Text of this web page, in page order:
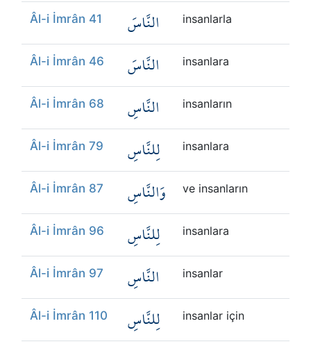
Âl-i İmrân 41 النَّاسَ insanlarla
Âl-i İmrân 46 النَّاسَ insanlara
Âl-i İmrân 68 النَّاسِ insanların
Âl-i İmrân 79 لِلنَّاسِ insanlara
Âl-i İmrân 87 وَالنَّاسِ ve insanların
Âl-i İmrân 96 لِلنَّاسِ insanlara
Âl-i İmrân 97 النَّاسِ insanlar
Âl-i İmrân 110 لِلنَّاسِ insanlar için